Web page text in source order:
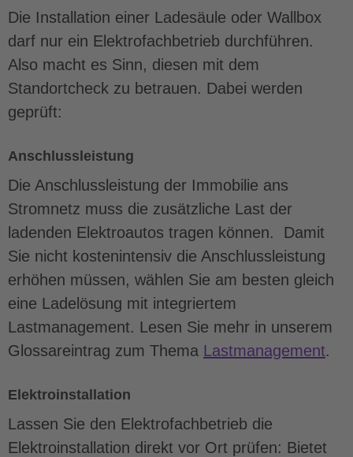
Die Installation einer Ladesäule oder Wallbox
darf nur ein Elektrofachbetrieb durchführen.
Also macht es Sinn, diesen mit dem
Standortcheck zu betrauen. Dabei werden
geprüft:
Anschlussleistung
Die Anschlussleistung der Immobilie ans
Stromnetz muss die zusätzliche Last der
ladenden Elektroautos tragen können. Damit
Sie nicht kostenintensiv die Anschlussleistung
erhöhen müssen, wählen Sie am besten gleich
eine Ladelösung mit integriertem
Lastmanagement. Lesen Sie mehr in unserem
Glossareintrag zum Thema Lastmanagement.
Elektroinstallation
Lassen Sie den Elektrofachbetrieb die
Elektroinstallation direkt vor Ort prüfen: Bietet